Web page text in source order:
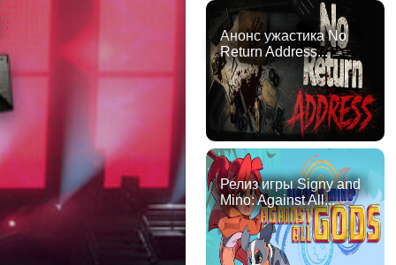
Анонс ужастика No
Return Address...
Релиз игры Signy and
Mino: Against All...